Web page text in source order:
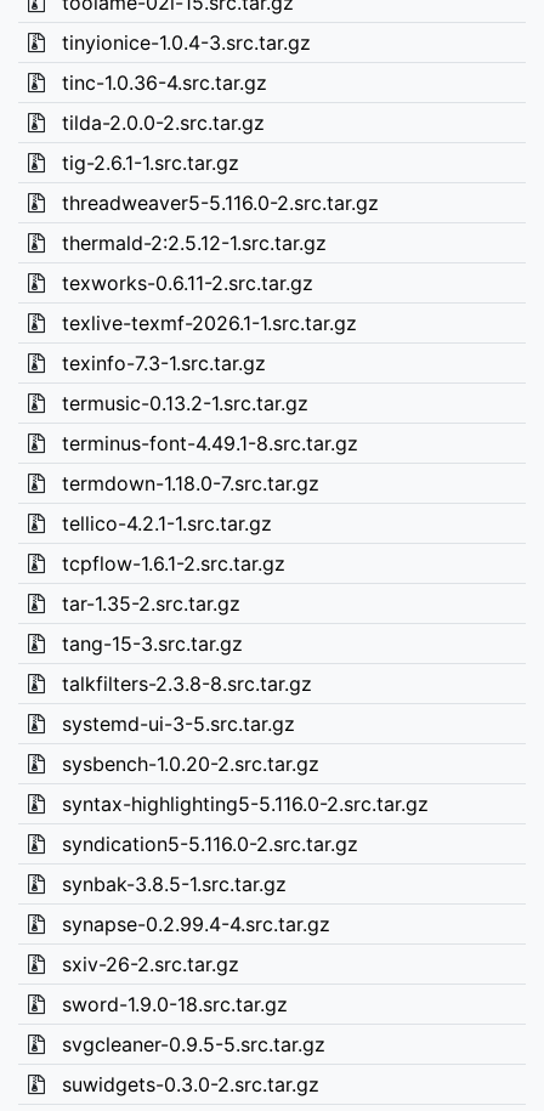
tinyionice-1.0.4-3.src.tar.gz
tinc-1.0.36-4.src.tar.gz
tilda-2.0.0-2.src.tar.gz
tig-2.6.1-1.src.tar.gz
threadweaver5-5.116.0-2.src.tar.gz
thermald-2:2.5.12-1.src.tar.gz
texworks-0.6.11-2.src.tar.gz
texlive-texmf-2026.1-1.src.tar.gz
texinfo-7.3-1.src.tar.gz
termusic-0.13.2-1.src.tar.gz
terminus-font-4.49.1-8.src.tar.gz
termdown-1.18.0-7.src.tar.gz
tellico-4.2.1-1.src.tar.gz
tcpflow-1.6.1-2.src.tar.gz
tar-1.35-2.src.tar.gz
tang-15-3.src.tar.gz
talkfilters-2.3.8-8.src.tar.gz
systemd-ui-3-5.src.tar.gz
sysbench-1.0.20-2.src.tar.gz
syntax-highlighting5-5.116.0-2.src.tar.gz
syndication5-5.116.0-2.src.tar.gz
synbak-3.8.5-1.src.tar.gz
synapse-0.2.99.4-4.src.tar.gz
sxiv-26-2.src.tar.gz
sword-1.9.0-18.src.tar.gz
svgcleaner-0.9.5-5.src.tar.gz
suwidgets-0.3.0-2.src.tar.gz